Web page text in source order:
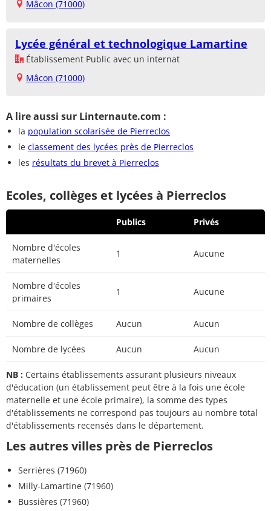
Mâcon (71000)
Lycée général et technologique Lamartine
Établissement Public avec un internat
Mâcon (71000)
A lire aussi sur Linternaute.com :
la population scolarisée de Pierreclos
le classement des lycées près de Pierreclos
les résultats du brevet à Pierreclos
Ecoles, collèges et lycées à Pierreclos
Publics Privés
Nombre d'écoles
maternelles
1 Aucune
Nombre d'écoles
primaires
1 Aucune
Nombre de collèges Aucun Aucun
Nombre de lycées Aucun Aucun
NB : Certains établissements assurant plusieurs niveaux
d'éducation (un établissement peut être à la fois une école
maternelle et une école primaire), la somme des types
d'établissements ne correspond pas toujours au nombre total
d'établissements recensés dans le département.
Les autres villes près de Pierreclos
Serrières (71960)
Milly-Lamartine (71960)
Bussières (71960)